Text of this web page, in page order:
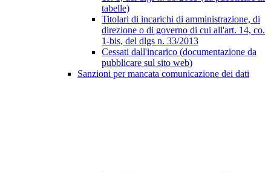
tabelle)
Titolari di incarichi di amministrazione, di
direzione o di governo di cui all'art. 14, co.
1-bis, del dlgs n. 33/2013
Cessati dall'incarico (documentazione da
pubblicare sul sito web)
Sanzioni per mancata comunicazione dei dati